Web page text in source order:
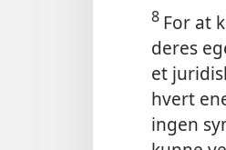
8 For at
deres
et
hvert
ingen